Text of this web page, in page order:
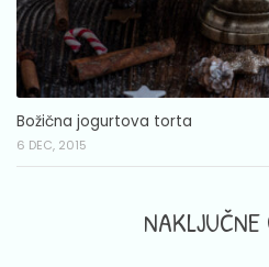
Božična jogurtova torta
6 DEC, 2015
NAKLJUČNE